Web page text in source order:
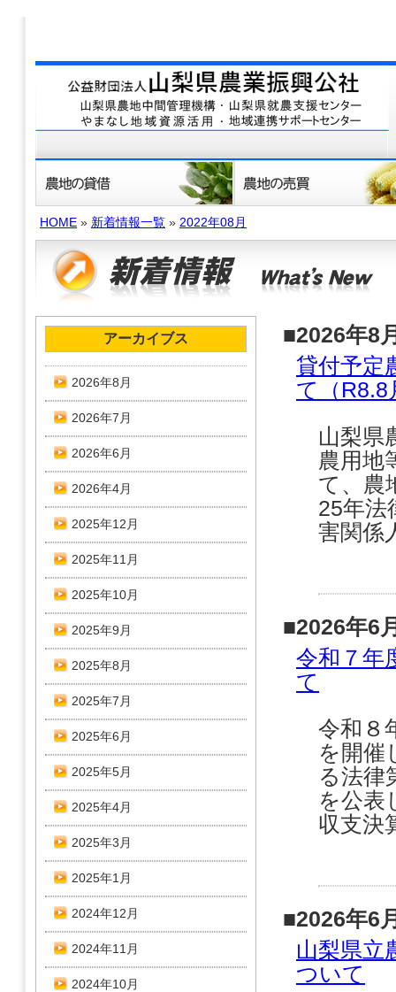
HOME » 新着情報一覧 » 2022年08月
■2026年8
貸付予定
て（R8.8
山梨県
農用地
て、農
25年法
害関係
■2026年6
令和７年
て
令和８
を開催
る法律
を公表
収支決
■2026年6
山梨県立
ついて
アーカイブス
2026年8月
2026年7月
2026年6月
2026年4月
2025年12月
2025年11月
2025年10月
2025年9月
2025年8月
2025年7月
2025年6月
2025年5月
2025年4月
2025年3月
2025年1月
2024年12月
2024年11月
2024年10月